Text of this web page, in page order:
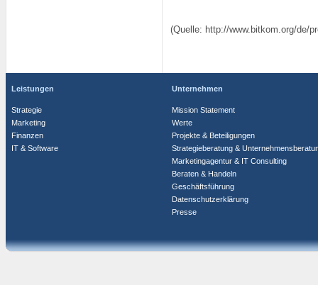
(Quelle: http://www.bitkom.org/de/
Leistungen
Strategie
Marketing
Finanzen
IT & Software
Unternehmen
Mission Statement
Werte
Projekte & Beteiligungen
Strategieberatung &
Marketingagentur & IT Consulting
Beraten & Handeln
Geschäftsführung
Datenschutzerklärung
Presse